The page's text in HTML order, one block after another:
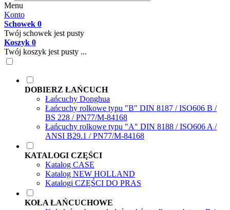
Menu
Konto
Schowek 0
Twój schowek jest pusty
Koszyk 0
Twój koszyk jest pusty ...
DOBIERZ ŁAŃCUCH
Łańcuchy Donghua
Łańcuchy rolkowe typu "B" DIN 8187 / ISO606 B /
BS 228 / PN77/M-84168
Łańcuchy rolkowe typu "A" DIN 8188 / ISO606 A /
ANSI B29.1 / PN77/M-84168
KATALOGI CZĘŚCI
Katalog CASE
Katalog NEW HOLLAND
Katalogi CZĘŚCI DO PRAS
KOŁA ŁAŃCUCHOWE